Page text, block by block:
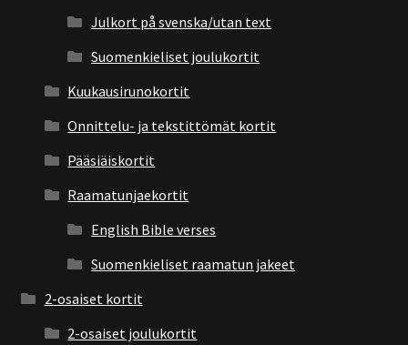
Julkort på svenska/utan text
Suomenkieliset joulukortit
Kuukausirunokortit
Onnittelu- ja tekstittömät kortit
Pääsiäiskortit
Raamatunjaekortit
English Bible verses
Suomenkieliset raamatun jakeet
2-osaiset kortit
2-osaiset joulukortit